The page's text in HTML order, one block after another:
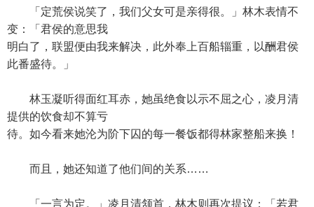
「定荒侯说笑了，我们父女可是亲得很。」林木表情不
变：「君侯的意思我
明白了，联盟便由我来解决，此外奉上百船辎重，以酬君侯
此番盛待。」
林玉凝听得面红耳赤，她虽绝食以示不屈之心，凌月清
提供的饮食却不算亏
待。如今看来她沦为阶下囚的每一餐饭都得林家整船来换！
而且，她还知道了他们间的关系……
「一言为定。」凌月清颔首，林木则再次提议：「若君